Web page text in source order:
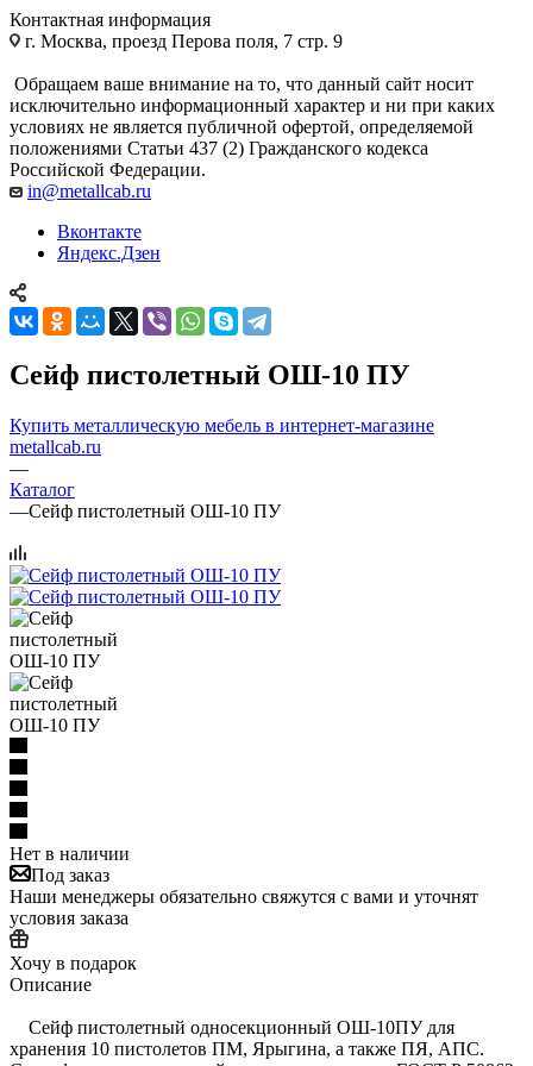
Контактная информация
г. Москва, проезд Перова поля, 7 стр. 9
Обращаем ваше внимание на то, что данный сайт носит
исключительно информационный характер и ни при каких
условиях не является публичной офертой, определяемой
положениями Статьи 437 (2) Гражданского кодекса
Российской Федерации.
in@metallcab.ru
Вконтакте
Яндекс.Дзен
Сейф пистолетный ОШ-10 ПУ
Купить металлическую мебель в интернет-магазине
metallcab.ru
—
Каталог
—Сейф пистолетный ОШ-10 ПУ
Нет в наличии
Под заказ
Наши менеджеры обязательно свяжутся с вами и уточнят
условия заказа
Хочу в подарок
Описание
Сейф пистолетный односекционный ОШ-10ПУ для
хранения 10 пистолетов ПМ, Ярыгина, а также ПЯ, АПС.